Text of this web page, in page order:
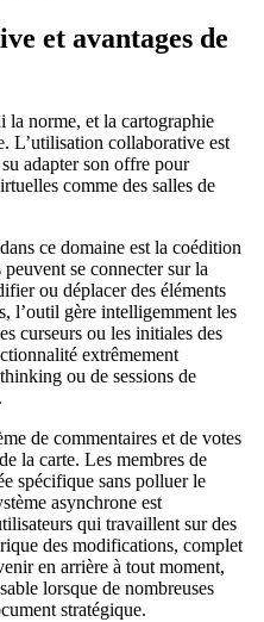
et avantages de
la norme, et la cartographie
L’utilisation collaborative est
adapter son offre pour
comme des salles de
ce domaine est la coédition
se connecter sur la
ou déplacer des éléments
l’outil gère intelligemment les
curseurs ou les initiales des
extrêmement
ou de sessions de
de commentaires et de votes
la carte. Les membres de
spécifique sans polluer le
asynchrone est
qui travaillent sur des
des modifications, complet
en arrière à tout moment,
lorsque de nombreuses
stratégique.